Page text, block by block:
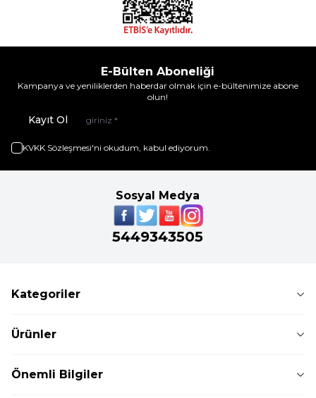
E-Bülten Aboneliği
Kampanya ve yeniliklerden haberdar olmak için e-bültenimize abone
olun!
Kayıt Ol
KVKK Sözleşmesi'ni okudum, kabul ediyorum.
Sosyal Medya
5449343505
Kategoriler
Ürünler
Önemli Bilgiler